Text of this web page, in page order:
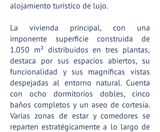
alojamiento turístico de lujo.
La vivienda principal, con una
imponente superficie construida de
1.050 m² distribuidos en tres plantas,
destaca por sus espacios abiertos, su
funcionalidad y sus magníficas vistas
despejadas al entorno natural. Cuenta
con ocho dormitorios dobles, cinco
baños completos y un aseo de cortesía.
Varias zonas de estar y comedores se
reparten estratégicamente a lo largo de